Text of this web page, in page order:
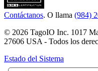
Contáctanos. O llama (984)
© 2026 TagoIO Inc. 1017
27606 USA - Todos los
Estado del Sistema